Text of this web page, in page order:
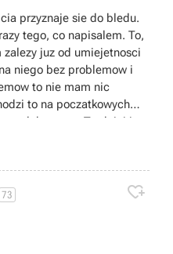
przyznaje sie do bledu.
tego, co napisalem. To,
juz od umiejetnosci
niego bez problemow i
to nie mam nic
to na poczatkowych
slabe wozy. Trudniej jest
jechalem,
okrezna droga, a
wcale mnie nie
73 